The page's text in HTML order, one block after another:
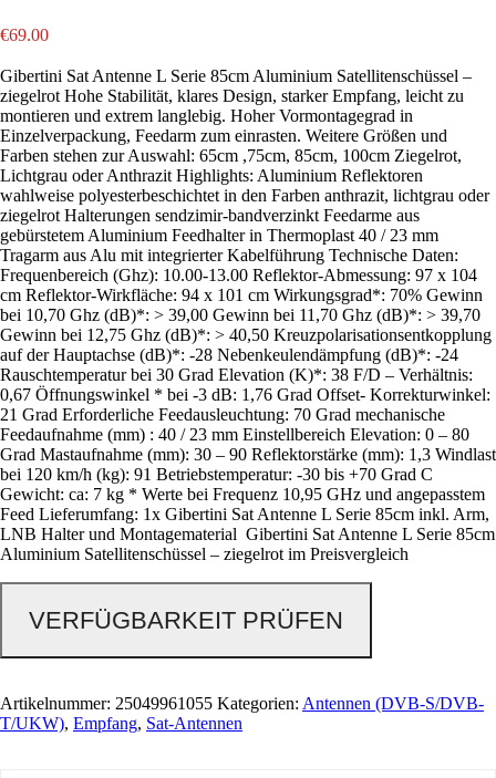
€69.00
Gibertini Sat Antenne L Serie 85cm Aluminium Satellitenschüssel –
ziegelrot Hohe Stabilität, klares Design, starker Empfang, leicht zu
montieren und extrem langlebig. Hoher Vormontagegrad in
Einzelverpackung, Feedarm zum einrasten. Weitere Größen und
Farben stehen zur Auswahl: 65cm ,75cm, 85cm, 100cm Ziegelrot,
Lichtgrau oder Anthrazit Highlights: Aluminium Reflektoren
wahlweise polyesterbeschichtet in den Farben anthrazit, lichtgrau oder
ziegelrot Halterungen sendzimir-bandverzinkt Feedarme aus
gebürstetem Aluminium Feedhalter in Thermoplast 40 / 23 mm
Tragarm aus Alu mit integrierter Kabelführung Technische Daten:
Frequenbereich (Ghz): 10.00-13.00 Reflektor-Abmessung: 97 x 104
cm Reflektor-Wirkfläche: 94 x 101 cm Wirkungsgrad*: 70% Gewinn
bei 10,70 Ghz (dB)*: > 39,00 Gewinn bei 11,70 Ghz (dB)*: > 39,70
Gewinn bei 12,75 Ghz (dB)*: > 40,50 Kreuzpolarisationsentkopplung
auf der Hauptachse (dB)*: -28 Nebenkeulendämpfung (dB)*: -24
Rauschtemperatur bei 30 Grad Elevation (K)*: 38 F/D – Verhältnis:
0,67 Öffnungswinkel * bei -3 dB: 1,76 Grad Offset- Korrekturwinkel:
21 Grad Erforderliche Feedausleuchtung: 70 Grad mechanische
Feedaufnahme (mm) : 40 / 23 mm Einstellbereich Elevation: 0 – 80
Grad Mastaufnahme (mm): 30 – 90 Reflektorstärke (mm): 1,3 Windlast
bei 120 km/h (kg): 91 Betriebstemperatur: -30 bis +70 Grad C
Gewicht: ca: 7 kg * Werte bei Frequenz 10,95 GHz und angepasstem
Feed Lieferumfang: 1x Gibertini Sat Antenne L Serie 85cm inkl. Arm,
LNB Halter und Montagematerial Gibertini Sat Antenne L Serie 85cm
Aluminium Satellitenschüssel – ziegelrot im Preisvergleich
VERFÜGBARKEIT PRÜFEN
Artikelnummer: 25049961055 Kategorien: Antennen (DVB-S/DVB-
T/UKW), Empfang, Sat-Antennen